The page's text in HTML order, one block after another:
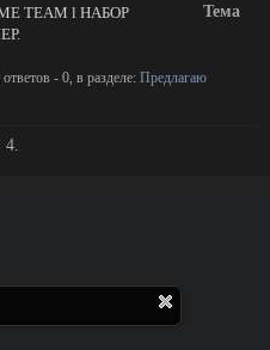
Тема
TEAM l НАБОР
ответов - 0, в разделе: Предлагаю
4.